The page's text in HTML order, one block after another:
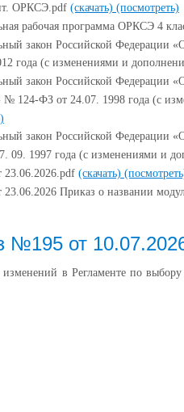
ОРКСЭ.pdf (скачать) (посмотреть)
рабочая программа ОРКСЭ 4
закон Российской Федерации
года (с изменениями и
закон Российской Федерации
№ 124-ФЗ от 24.07. 1998 года (с
закон Российской Федерации
09. 1997 года (с изменениями и
(скачать)
23.06.2026 Приказ о названии
№195 от
в Регламенте по